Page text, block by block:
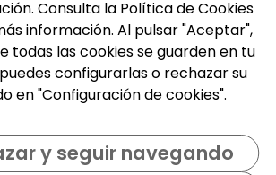
Enviar
Consulta la Política de Cookies
información. Al pulsar "Aceptar",
todas las cookies se guarden en tu
configurarlas o rechazar su
en "Configuración de cookies".
y seguir navegando